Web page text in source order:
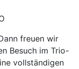
freuen wir
Besuch im Trio-
vollständigen